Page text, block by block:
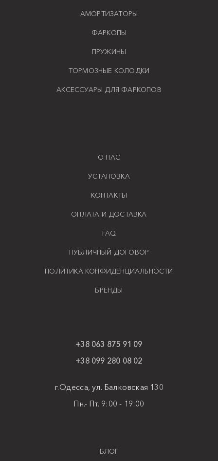
АМОРТИЗАТОРЫ
ФАРКОПЫ
ПРУЖИНЫ
ТОРМОЗНЫЕ КОЛОДКИ
АКСЕССУАРЫ ДЛЯ ФАРКОПОВ
О НАС
УСТАНОВКА
КОНТАКТЫ
ОПЛАТА И ДОСТАВКА
FAQ
ПУБЛИЧНЫЙ ДОГОВОР
ПОЛИТИКА КОНФИДЕНЦИАЛЬНОСТИ
БРЕНДЫ
+38 063 875 91 09
+38 099 280 08 02
г.Одесса, ул. Балковская 130
Пн.- Пт. 9:00 - 19:00
БЛОГ